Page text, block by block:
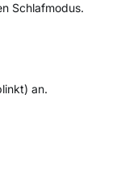
Schlafmodus.
an.